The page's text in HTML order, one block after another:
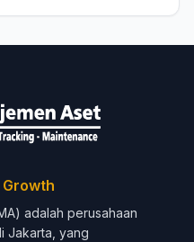
adalah perusahaan
Jakarta, yang